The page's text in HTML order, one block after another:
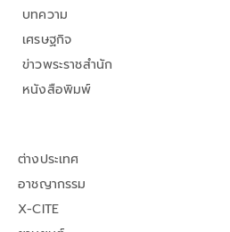
บทความ
เศรษฐกิจ
ข่าวพระราชสำนัก
หนังสือพิมพ์
ต่างประเทศ
อาชญากรรม
X-CITE